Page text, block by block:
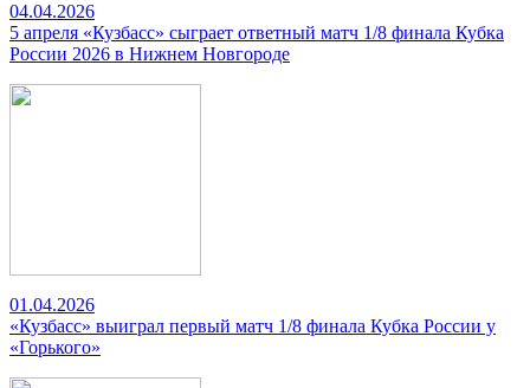
04.04.2026
5 апреля «Кузбасс» сыграет ответный матч 1/8 финала Кубка
России 2026 в Нижнем Новгороде
01.04.2026
«Кузбасс» выиграл первый матч 1/8 финала Кубка России у
«Горького»